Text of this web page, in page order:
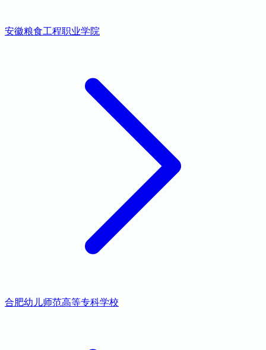
安徽粮食工程职业学院
合肥幼儿师范高等专科学校